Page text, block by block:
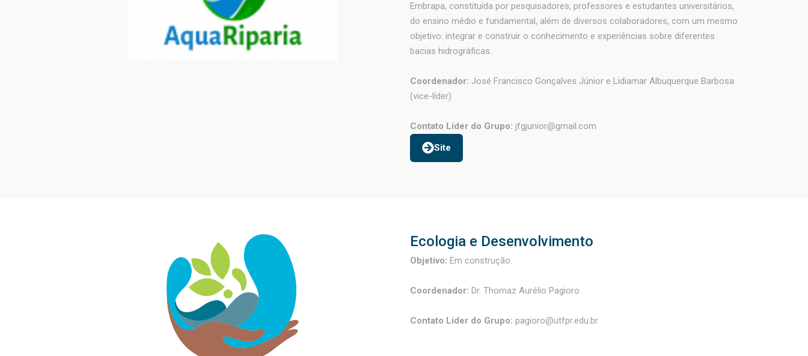
Embrapa, constituída por pesquisadores, professores e estudantes universitários,
do ensino médio e fundamental, além de diversos colaboradores, com um mesmo
objetivo: integrar e construir o conhecimento e experiências sobre diferentes
bacias hidrográficas.
Coordenador: José Francisco Gonçalves Júnior e Lidiamar Albuquerque Barbosa
(vice-líder)
Contato Líder do Grupo: jfgjunior@gmail.com
Site
Ecologia e Desenvolvimento
Objetivo: Em construção.
Coordenador: Dr. Thomaz Aurélio Pagioro
Contato Líder do Grupo: pagioro@utfpr.edu.br